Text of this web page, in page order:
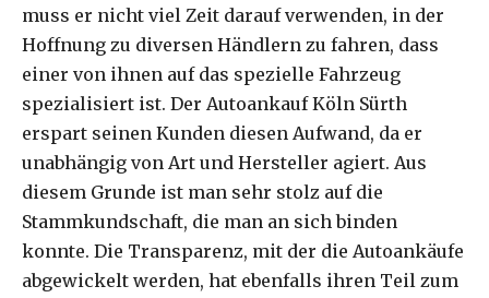
muss er nicht viel Zeit darauf verwenden, in der
Hoffnung zu diversen Händlern zu fahren, dass
einer von ihnen auf das spezielle Fahrzeug
spezialisiert ist. Der Autoankauf Köln Sürth
erspart seinen Kunden diesen Aufwand, da er
unabhängig von Art und Hersteller agiert. Aus
diesem Grunde ist man sehr stolz auf die
Stammkundschaft, die man an sich binden
konnte. Die Transparenz, mit der die Autoankäufe
abgewickelt werden, hat ebenfalls ihren Teil zum